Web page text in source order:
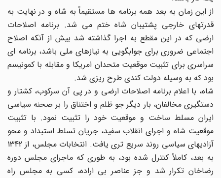
از این زمان به بعد همه برنامه ها مستقیماً به شاه و در نهایت به
قدرتهای خارجی پشتیبان شاه ختم می شد. برنامه اصلاحات
ارضی که در این مقطع به اجرا گذاشته شد بیش از آنکه اصلاح
اجتماعی ضروری برای جوابگویی به نیازهای ملی باشد، برنامه ای
سراسری برای تثبیت موقعیت متحدان امریکا و مقابله با کمونیسم
بود که به وسیله دولت کندی طرح ریزی شد.
شاه، با اعلام برنامه اصلاحات ارضی و در پی آن سرکوب، کشتار و
دستگیری مخالفان، بار دیگر جو ظلم و اختناق را بر صحنه سیاسی
ایران مسلط ساخت و موقعیت خود را تثبیت نمود. با تثبیت
موقعیت شاه و اجرای انقلاب سفید، جریان تسلط استبداد و محو
آزادیهای سیاسی روند سریع تری یافت. انتخابات مجلس، از 1342
به بعد، کاملاً کنترل شده بود، به طوری که ماجرای مجلس دوره
رضاخان تکرار شد و جز عناصر بی اراده، کسی به مجلس راه